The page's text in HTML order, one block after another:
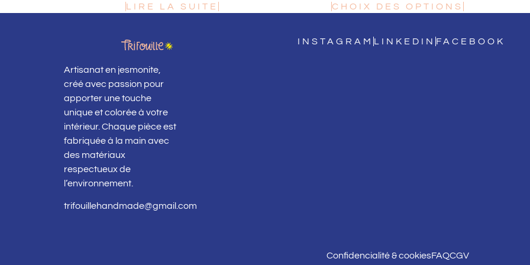
LIRE LA SUITE CHOIX DES OPTIONS
Artisanat en jesmonite,
créé avec passion pour
apporter une touche
unique et colorée à votre
intérieur. Chaque pièce est
fabriquée à la main avec
des matériaux
respectueux de
l’environnement.
trifouillehandmade@gmail.com
INSTAGRAM LINKEDIN FACEBOOK
Confidencialité & cookiesFAQCGV